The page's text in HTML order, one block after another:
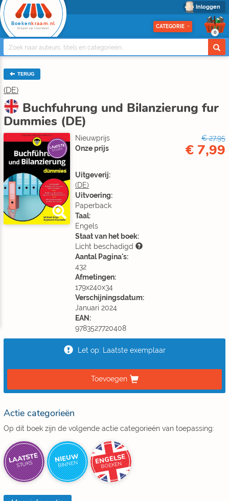
Inloggen
Boeken kraam.nl
Stapel op voordeel CATEGORIE
0
TERUG
(DE)
Buchfuhrung und Bilanzierung fur
Dummies (DE)
LAATSTE
STUKS
Nieuwprijs
€ 27,95
Onze prijs
€ 7,99
Uitgeverij:
(DE)
Uitvoering:
Paperback
Taal:
Engels
Staat van het boek:
Licht beschadigd
Aantal Pagina's:
432
Afmetingen:
179x240x34
Verschijningsdatum:
Januari 2024
EAN:
9783527720408
Let op: Laatste exemplaar
Toevoegen
Actie categorieën
Op dit boek zijn de volgende actie categorieën van toepassing:
LAATSTE
STUKS NIEUW
BINNEN ENGELSE
BOEKEN